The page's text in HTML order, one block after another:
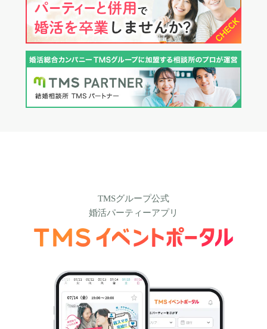
TMSグループ公式
婚活パーティーアプリ